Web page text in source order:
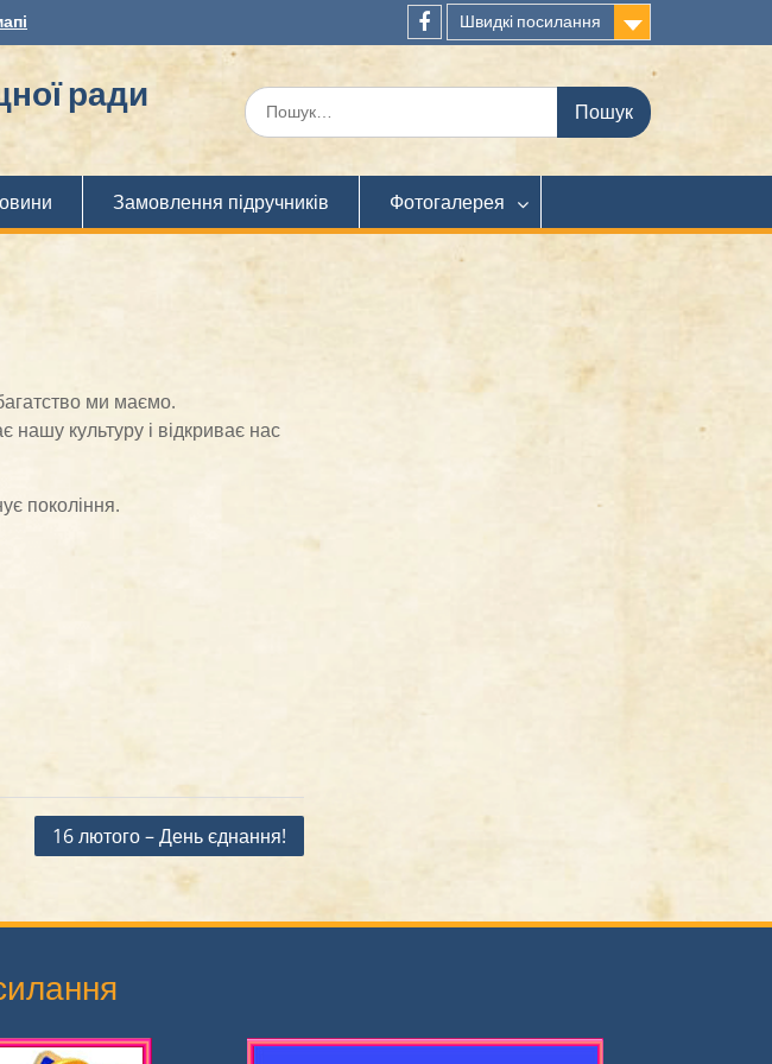
Швидкі посилання
Facebook
ради Шукати:
Замовлення підручників Фотогалерея
ми маємо.
культуру і відкриває нас
покоління.
16 лютого – День єднання!